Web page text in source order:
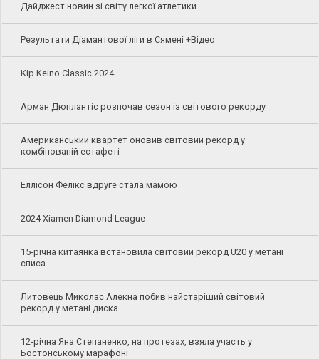
Дайджест новин зі світу легкої атлетики
Результати Діамантової ліги в Сямені +Відео
Kip Keino Classic 2024
Арман Дюплантіс розпочав сезон із світового рекорду
Американський квартет оновив світовий рекорд у
комбінованій естафеті
Еллісон Фелікс вдруге стала мамою
2024 Xiamen Diamond League
15-річна китаянка встановила світовий рекорд U20 у метані
списа
Литовець Миколас Алекна побив найстаріший світовий
рекорд у метані диска
12-річна Яна Степаненко, на протезах, взяла участь у
Бостонському марафоні